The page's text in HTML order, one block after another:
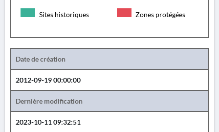
Sites historiques Zones protégées
Date de création
2012-09-19 00:00:00
Dernière modification
2023-10-11 09:32:51